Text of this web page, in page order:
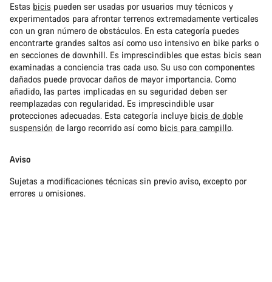
Estas bicis pueden ser usadas por usuarios muy técnicos y
experimentados para afrontar terrenos extremadamente verticales
con un gran número de obstáculos. En esta categoría puedes
encontrarte grandes saltos así como uso intensivo en bike parks o
en secciones de downhill. Es imprescindibles que estas bicis sean
examinadas a conciencia tras cada uso. Su uso con componentes
dañados puede provocar daños de mayor importancia. Como
añadido, las partes implicadas en su seguridad deben ser
reemplazadas con regularidad. Es imprescindible usar
protecciones adecuadas. Esta categoría incluye bicis de doble
suspensión de largo recorrido así como bicis para campillo.
Aviso
Sujetas a modificaciones técnicas sin previo aviso, excepto por
errores u omisiones.